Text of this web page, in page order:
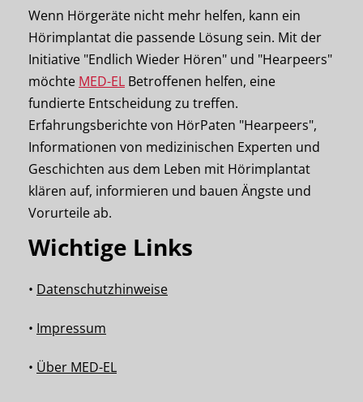
Wenn Hörgeräte nicht mehr helfen, kann ein
Hörimplantat die passende Lösung sein. Mit der
Initiative "Endlich Wieder Hören" und "Hearpeers"
möchte MED-EL Betroffenen helfen, eine
fundierte Entscheidung zu treffen.
Erfahrungsberichte von HörPaten "Hearpeers",
Informationen von medizinischen Experten und
Geschichten aus dem Leben mit Hörimplantat
klären auf, informieren und bauen Ängste und
Vorurteile ab.
Wichtige Links
• Datenschutzhinweise
• Impressum
• Über MED-EL